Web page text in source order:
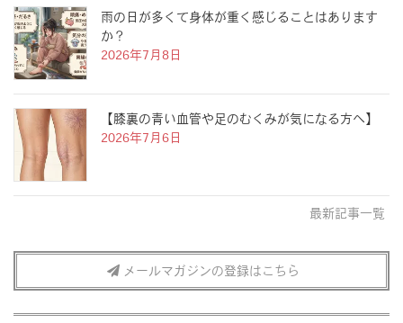
雨の日が多くて身体が重く感じることはあります
か？
2026年7月8日
【膝裏の青い血管や足のむくみが気になる方へ】
2026年7月6日
最新記事一覧
メールマガジンの登録はこちら